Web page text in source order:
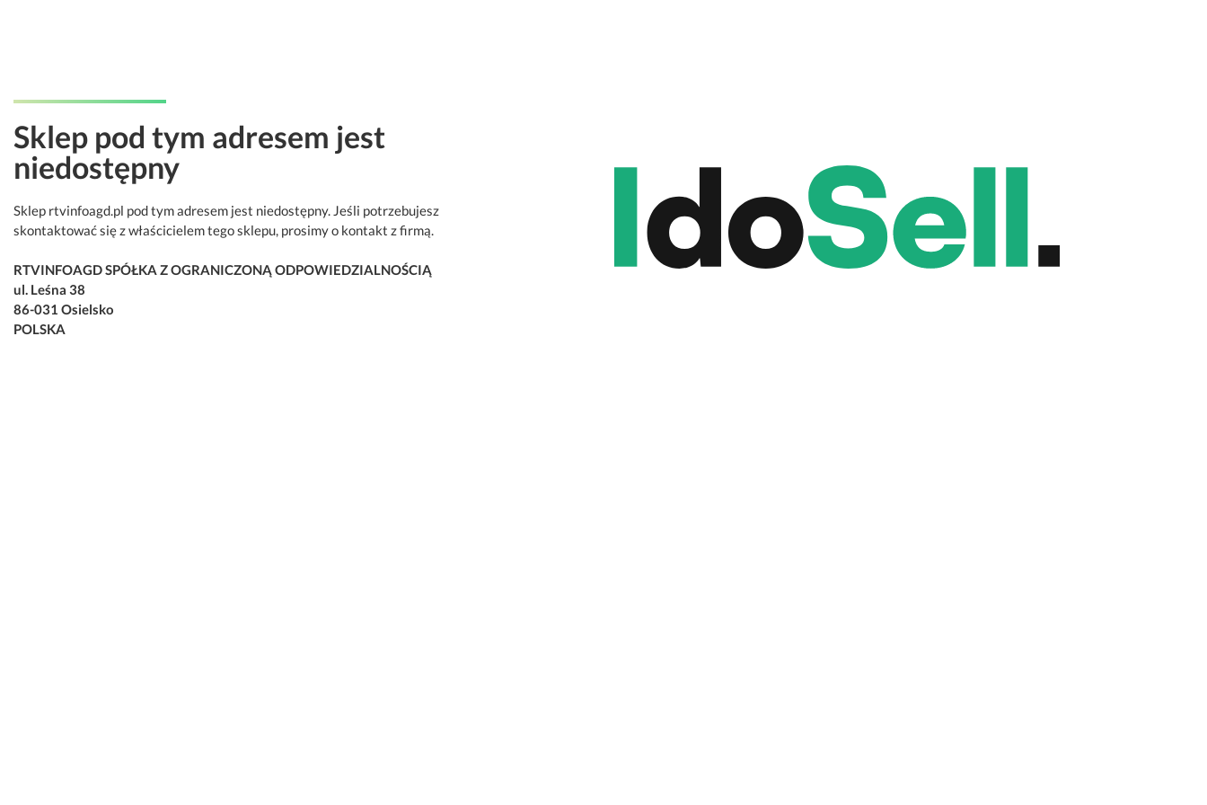
Sklep pod tym adresem jest
niedostępny
Sklep rtvinfoagd.pl pod tym adresem jest niedostępny. Jeśli potrzebujesz
skontaktować się z właścicielem tego sklepu, prosimy o kontakt z firmą.
RTVINFOAGD SPÓŁKA Z OGRANICZONĄ ODPOWIEDZIALNOŚCIĄ
ul. Leśna 38
86-031 Osielsko
POLSKA